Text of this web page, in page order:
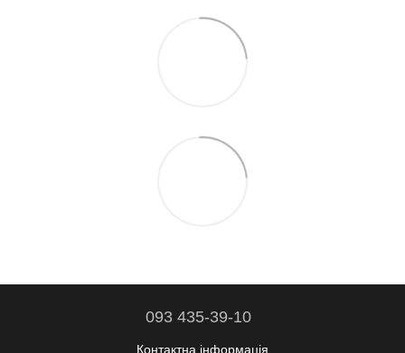
093 435-39-10
Контактна інформація